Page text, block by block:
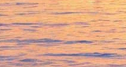
Брэд Питт